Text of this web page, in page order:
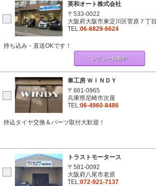
英和オート株式会社
〒533-0022
大阪府大阪市東淀川区菅原７丁目
TEL:06-6829-6624
持ち込み・直送OKです！
レビュー掲載中
車工房 ＷＩＮＤＹ
〒661-0965
兵庫県尼崎市次屋
TEL:06-4960-8486
持込タイヤ交換＆パーツ取付大歓迎！
トラストモータース
〒581-0092
大阪府八尾市老原
TEL:072-921-7137